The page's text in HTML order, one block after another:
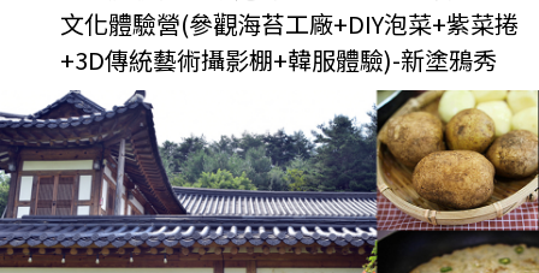
文化體驗營(參觀海苔工廠+DIY泡菜+紫菜捲
+3D傳統藝術攝影棚+韓服體驗)-新塗鴉秀